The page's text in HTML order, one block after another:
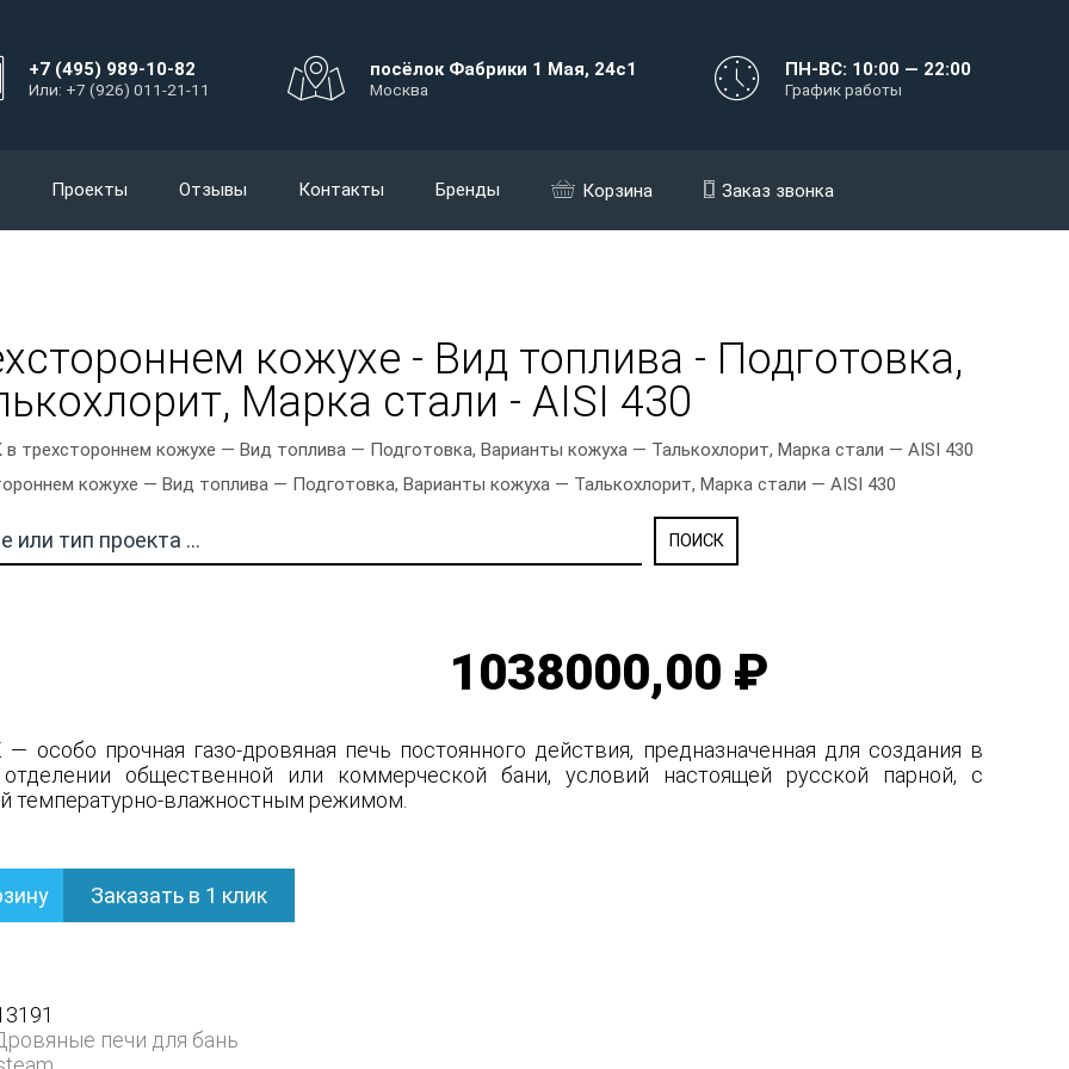
+7 (495) 989-10-82
Или: +7 (926) 011-21-11
посёлок Фабрики 1 Мая, 24с1
Москва
ПН-ВС: 10:00 — 22:00
График работы
Проекты Отзывы Контакты Бренды Корзина Заказ звонка
кожухе - Вид топлива - Подготовка,
Марка стали - AISI 430
трехстороннем кожухе — Вид топлива — Подготовка, Варианты кожуха — Талькохлорит, Марка стали — AISI 430
кожухе — Вид топлива — Подготовка, Варианты кожуха — Талькохлорит, Марка стали — AISI 430
1038000,00 ₽
особо прочная газо-дровяная печь постоянного действия, предназначенная для создания в
общественной или коммерческой бани, условий настоящей русской парной, с
температурно-влажностным режимом.
Заказать в 1 клик
печи для бань